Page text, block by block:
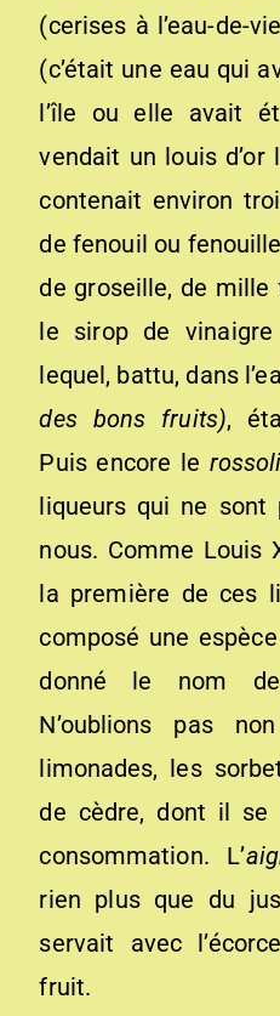
(cerises à l’eau-de-
(c’était une eau qui
l’île ou elle avait
vendait un louis
contenait environ
de fenouil ou
de groseille, de mille
le sirop de vinaigre
lequel, battu, dans
des bons fruits),
Puis encore le
liqueurs qui ne sont
nous. Comme Louis
la première de ces
composé une
donné le nom
N’oublions pas
limonades, les
de cèdre, dont il se
consommation. L’
rien plus que du
servait avec
fruit.